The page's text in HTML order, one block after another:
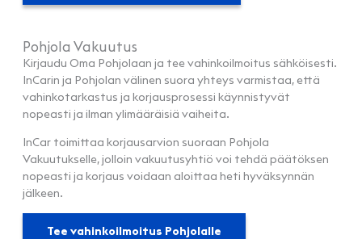
Pohjola Vakuutus
Kirjaudu Oma Pohjolaan ja tee vahinkoilmoitus sähköisesti.
InCarin ja Pohjolan välinen suora yhteys varmistaa, että
vahinkotarkastus ja korjausprosessi käynnistyvät
nopeasti ja ilman ylimääräisiä vaiheita.
InCar toimittaa korjausarvion suoraan Pohjola
Vakuutukselle, jolloin vakuutusyhtiö voi tehdä päätöksen
nopeasti ja korjaus voidaan aloittaa heti hyväksynnän
jälkeen.
Tee vahinkoilmoitus Pohjolalle